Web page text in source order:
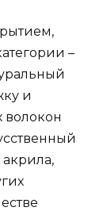
–
и
волокон